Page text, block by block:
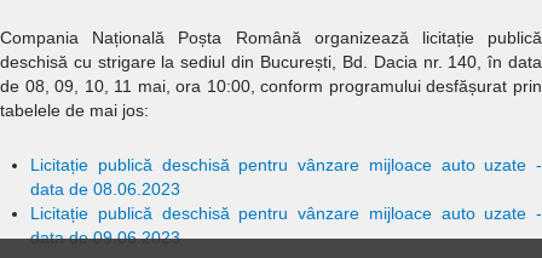
Compania Națională Poșta Română organizează licitație publică
deschisă cu strigare la sediul din București, Bd. Dacia nr. 140, în data
de 08, 09, 10, 11 mai, ora 10:00, conform programului desfășurat prin
tabelele de mai jos:
L icitație publică deschisă pentru vânzare mijloace auto uzate -
data de 08.06.2023
L icitație publică deschisă pentru vânzare mijloace auto uzate -
data de 09.06.2023